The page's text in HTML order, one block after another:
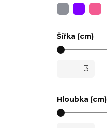
Šířka (cm)
Hloubka (cm)